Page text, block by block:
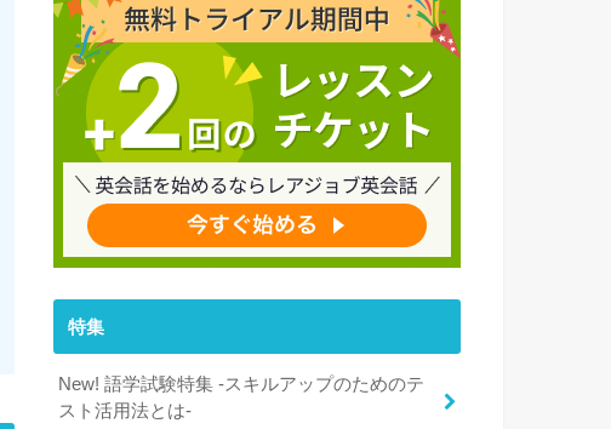
特集
New! 語学試験特集 -スキルアップのためのテ
スト活用法とは-